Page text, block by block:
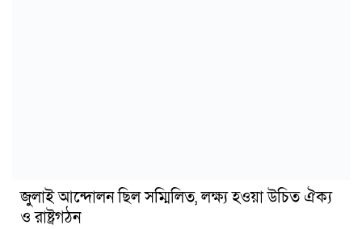
জুলাই আন্দোলন ছিল সম্মিলিত, লক্ষ্য হওয়া উচিত ঐক্য
ও রাষ্ট্রগঠন